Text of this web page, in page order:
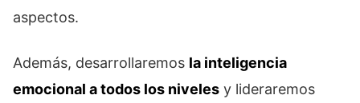
aspectos.
Además, desarrollaremos la inteligencia
emocional a todos los niveles y lideraremos